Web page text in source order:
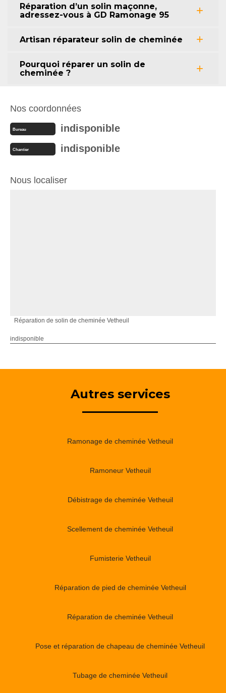
Réparation d’un solin maçonne,
adressez-vous à GD Ramonage 95
Artisan réparateur solin de cheminée
Pourquoi réparer un solin de
cheminée ?
Nos coordonnées
Bureau indisponible
Chantier indisponible
Nous localiser
Réparation de solin de cheminée Vetheuil
indisponible
Autres services
Ramonage de cheminée Vetheuil
Ramoneur Vetheuil
Débistrage de cheminée Vetheuil
Scellement de cheminée Vetheuil
Fumisterie Vetheuil
Réparation de pied de cheminée Vetheuil
Réparation de cheminée Vetheuil
Pose et réparation de chapeau de cheminée Vetheuil
Tubage de cheminée Vetheuil